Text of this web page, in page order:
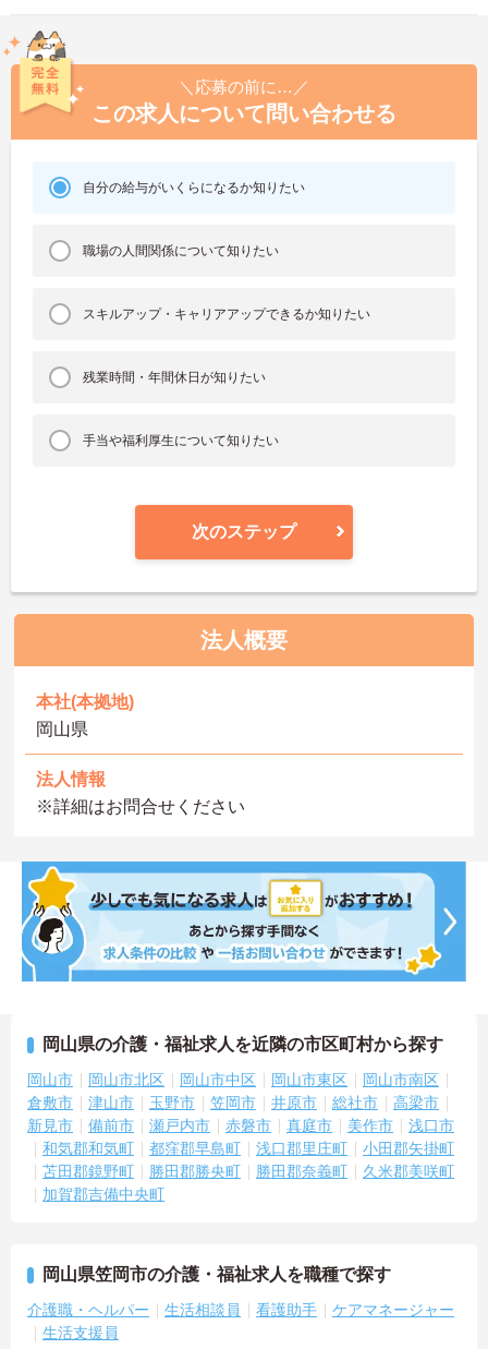
＼応募の前に…／
この求人について問い合わせる
自分の給与がいくらになるか知りたい
職場の人間関係について知りたい
スキルアップ・キャリアアップできるか知りたい
残業時間・年間休日が知りたい
手当や福利厚生について知りたい
次のステップ
法人概要
本社(本拠地)
岡山県
法人情報
※詳細はお問合せください
岡山県の介護・福祉求人を近隣の市区町村から探す
岡山市 岡山市北区 岡山市中区 岡山市東区
岡山市南区
倉敷市
津山市 玉野市 笠岡市 井原市 総社市
高梁市
新見市
備前市 瀬戸内市 赤磐市 真庭市 美作市
浅口市
和気郡和気町
都窪郡早島町 浅口郡里庄町
小田郡矢掛町
苫田郡鏡野町
勝田郡勝央町 勝田郡奈義町
久米郡美咲町
加賀郡吉備中央町
岡山県笠岡市の介護・福祉求人を職種で探す
介護職・ヘルパー 生活相談員 看護助手
ケアマネージャー
生活支援員